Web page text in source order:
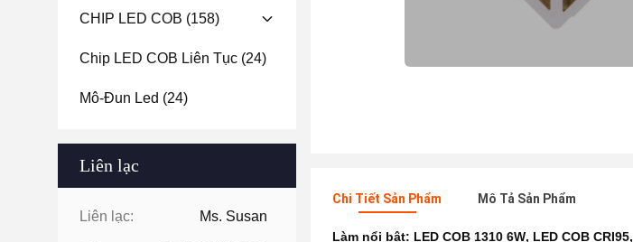
CHIP LED COB (158)
Chip LED COB Liên Tục (24)
Mô-Đun Led (24)
Liên lạc
Liên lạc: Ms. Susan
Chi Tiết Sản Phẩm Mô Tả Sản Phẩm
Làm nổi bật: LED COB 1310 6W, LED COB CRI95,